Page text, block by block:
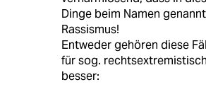
Dinge beim Namen
Rassismus!
Entweder gehören diese
für sog.
besser: